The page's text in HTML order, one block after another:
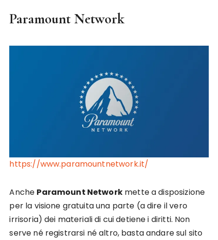
Paramount Network
https://www.paramountnetwork.it/
Anche Paramount Networkmette a disposizione
per la visione gratuita una parte (a dire il vero
irrisoria) dei materiali di cui detiene i diritti. Non
serve né registrarsi né altro, basta andare sul sito